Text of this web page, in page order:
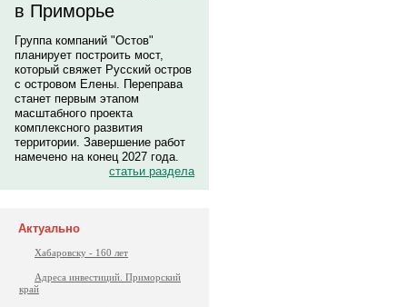
в Приморье
Группа компаний "Остов"
планирует построить мост,
который свяжет Русский остров
с островом Елены. Переправа
станет первым этапом
масштабного проекта
комплексного развития
территории. Завершение работ
намечено на конец 2027 года.
статьи раздела
Актуально
Хабаровску - 160 лет
Адреса инвестиций. Приморский
край